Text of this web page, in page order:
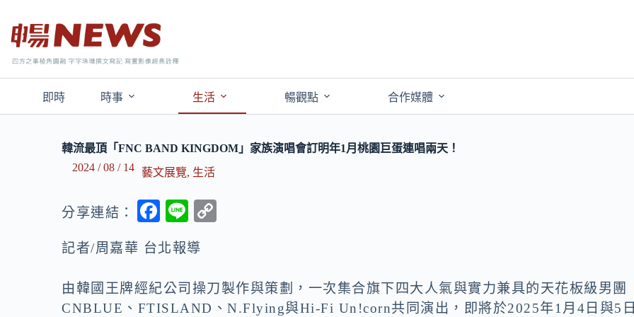
即時 時事 生活 暢觀點 合作媒體
韓流最頂「FNC BAND KINGDOM」家族演唱會訂明年1月桃園巨蛋連唱兩天！
2024 / 08 / 14
藝文展覽, 生活
分享連結：
F
e
b
o
Li
e
y
Li
記者/周嘉華 台北報導
由韓國王牌經紀公司操刀製作與策劃，一次集合旗下四大人氣與實力兼具的天花板級男團
CNBLUE、FTISLAND、N.Flying與Hi-Fi Un!corn共同演出，即將於2025年1月4日與5